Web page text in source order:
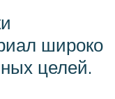
широко
целей.